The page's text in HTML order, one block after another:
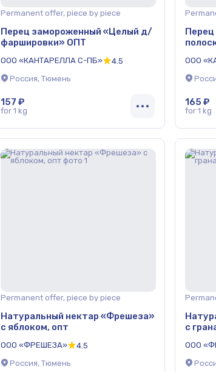
Permanent offer, piece by piece
Перец замороженный «Целый д/
фаршировки» ОПТ
ООО «КАНТАРЕЛЛА С-ПБ»
4.5
Россия, Тюмень
157 ₽
for 1 kg
Перец
ООО
165 ₽
for 1 kg
Permanent offer, piece by piece
Натуральный нектар «Фрешеза»
с яблоком, опт
ООО «ФРЕШЕЗА»
4.5
Россия, Тюмень
с
ООО